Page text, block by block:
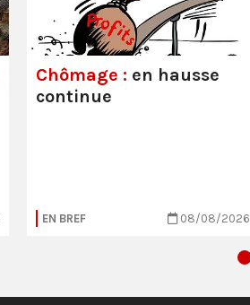
Chômage : en hausse
continue
EN BREF 08/08/2026